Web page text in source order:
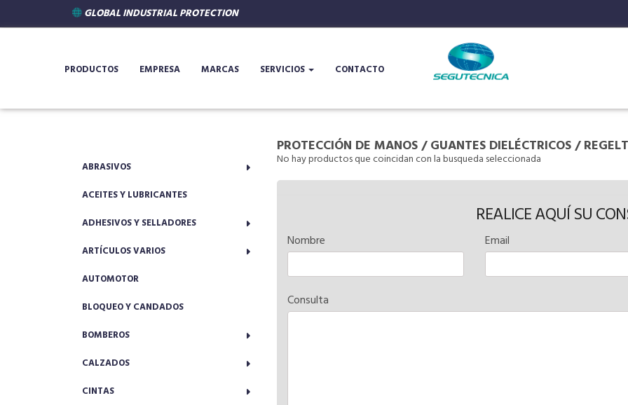
GLOBAL INDUSTRIAL PROTECTION
PRODUCTOS EMPRESA MARCAS SERVICIOS CONTACTO
ABRASIVOS
ACEITES Y LUBRICANTES
ADHESIVOS Y SELLADORES
ARTÍCULOS VARIOS
AUTOMOTOR
BLOQUEO Y CANDADOS
BOMBEROS
CALZADOS
CINTAS
PROTECCIÓN DE MANOS/GUANTES DIELÉCTRICOS/
No hay productos que coincidan con la busqueda seleccionada
REALICE AQUÍ SU
Nombre Email
Consulta